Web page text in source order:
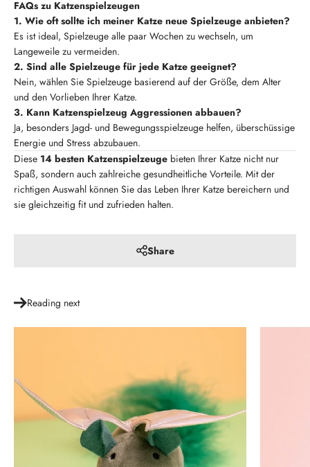
FAQs zu Katzenspielzeugen
1. Wie oft sollte ich meiner Katze neue Spielzeuge anbieten?
Es ist ideal, Spielzeuge alle paar Wochen zu wechseln, um
Langeweile zu vermeiden.
2. Sind alle Spielzeuge für jede Katze geeignet?
Nein, wählen Sie Spielzeuge basierend auf der Größe, dem Alter
und den Vorlieben Ihrer Katze.
3. Kann Katzenspielzeug Aggressionen abbauen?
Ja, besonders Jagd- und Bewegungsspielzeuge helfen, überschüssige
Energie und Stress abzubauen.
Diese 14 besten Katzenspielzeuge bieten Ihrer Katze nicht nur
Spaß, sondern auch zahlreiche gesundheitliche Vorteile. Mit der
richtigen Auswahl können Sie das Leben Ihrer Katze bereichern und
sie gleichzeitig fit und zufrieden halten.
Share
Reading next